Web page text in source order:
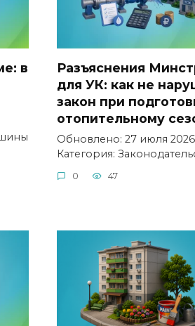
в
Разъяснения
для УК: как не
закон при
отопительному
Обновлено: 27 июля 2026
Категория:
0 47